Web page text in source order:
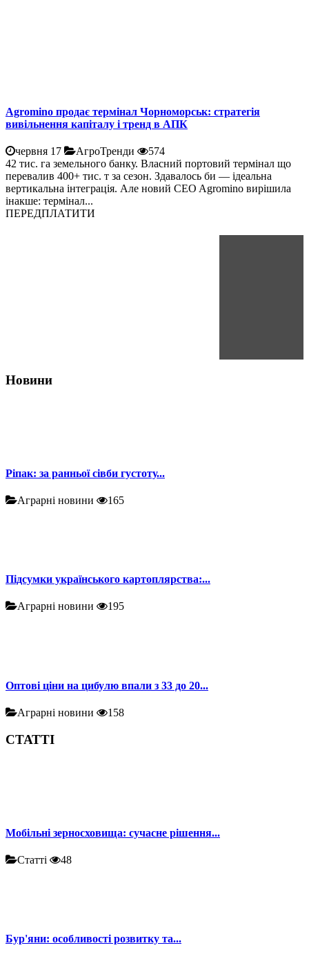
Agromino продає термінал Чорноморськ: стратегія
вивільнення капіталу і тренд в АПК
червня 17 АгроТренди
574
42 тис. га земельного банку. Власний портовий термінал що
перевалив 400+ тис. т за сезон. Здавалось би — ідеальна
вертикальна інтеграція. Але новий CEO Agromino вирішила
інакше: термінал...
ПЕРЕДПЛАТИТИ
Новини
Ріпак: за ранньої сівби густоту...
Аграрні новини 165
Підсумки українського картоплярства:...
Аграрні новини 195
Оптові ціни на цибулю впали з 33 до 20...
Аграрні новини 158
СТАТТІ
Мобільні зерносховища: сучасне рішення...
Статті 48
Бур'яни: особливості розвитку та...